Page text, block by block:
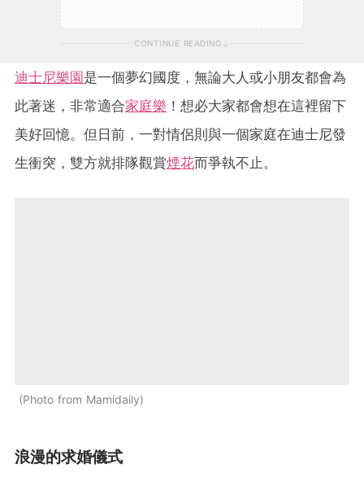
CONTINUE READING
迪士尼樂園是一個夢幻國度，無論大人或小朋友都會為
此著迷，非常適合家庭樂 ！想必大家都會想在這裡留下
美好回憶。但日前，一對情侶則與一個家庭在迪士尼發
生衝突，雙方就排隊觀賞煙花而爭執不止。
Photo from Mamidaily
浪漫的求婚儀式